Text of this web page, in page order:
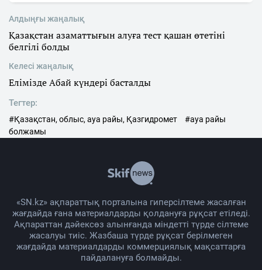
Алдыңғы жаңалық
Қазақстан азаматтығын алуға тест қашан өтетіні
белгілі болды
Келесі жаңалық
Елімізде Абай күндері басталды
Тегтер:
#Қазақстан, облыс, ауа райы, Қазгидромет
#ауа райы
болжамы
«SN.kz» ақпараттық порталына гиперсілтеме жасалған
жағдайда ғана материалдарды қолдануға рұқсат етіледі.
Ақпараттан дәйексөз алынғанда міндетті түрде сілтеме
жасалуы тиіс. Жазбаша түрде рұқсат берілмеген
жағдайда материалдарды коммерциялық мақсаттарға
пайдалануға болмайды.